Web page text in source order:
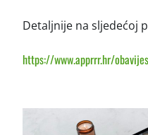
Detaljnije na sljedećoj
https://www.apprrr.hr/